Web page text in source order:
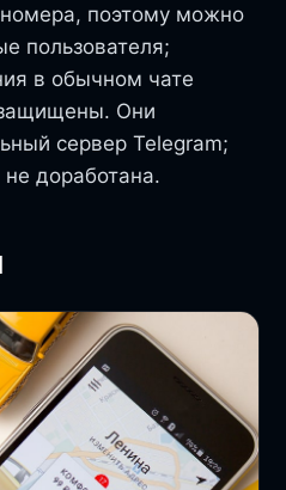
поэтому можно
пользователя;
в обычном чате
Они
сервер Telegram;
доработана.